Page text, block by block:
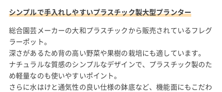
シンプルで手入れしやすいプラスチック製大型プランター
総合園芸メーカーの大和プラスチックから販売されているフレグ
ラーポット。
深さがあるため背の高い野菜や果樹の栽培にも適しています。
ナチュラルな質感のシンプルなデザインで、プラスチック製のた
め軽量なのも使いやすいポイント。
さらに水はけと通気性の良い仕様の鉢底など、機能面にもこだわ